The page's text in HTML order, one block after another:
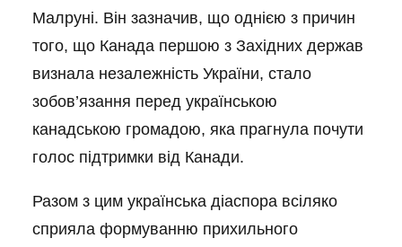
Малруні. Він зазначив, що однією з причин
того, що Канада першою з Західних держав
визнала незалежність України, стало
зобов’язання перед українською
канадською громадою, яка прагнула почути
голос підтримки від Канади.
Разом з цим українська діаспора всіляко
сприяла формуванню прихильного